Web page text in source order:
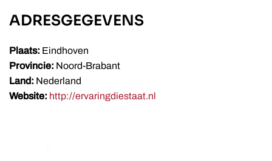
ADRESGEGEVENS
Plaats: Eindhoven
Provincie: Noord-Brabant
Land: Nederland
Website: http://ervaringdiestaat.nl